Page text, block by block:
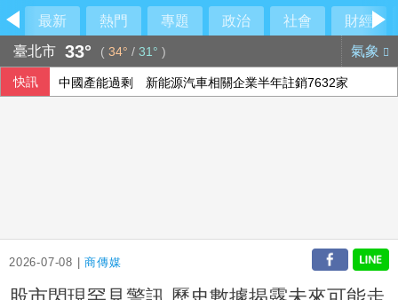
最新 熱門 專題 政治 社會
財經
臺北市 33° ( 34° / 31° ) 氣象
快訊 中國產能過剩 新能源汽車相關企業半年註銷7632家
2026-07-08 |商傳媒